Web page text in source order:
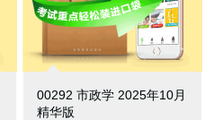
00292 市政学 2025年10月
精华版